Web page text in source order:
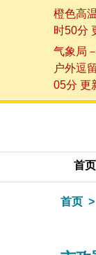
橙色高
时50分
气象局
户外逗
05分 更
首页
首页